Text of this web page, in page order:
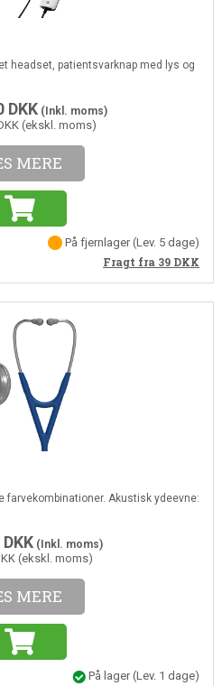
headset, patientsvarknap med lys og
DKK (Inkl. moms)
(ekskl. moms)
MERE
På fjernlager(Lev. 5 dage)
Fragt fra 39 DKK
Akustisk ydeevne:
DKK (Inkl. moms)
(ekskl. moms)
MERE
På lager(Lev. 1 dage)